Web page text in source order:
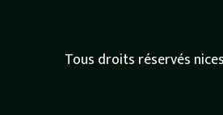
Tous droits réservés